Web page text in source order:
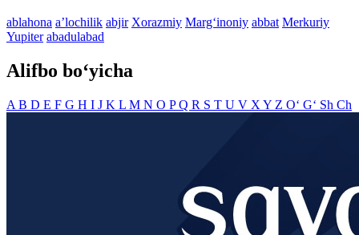
ablahona aʼlochilik abjir Xorazmiy Marg‘inoniy abbat Merkuriy
Yupiter abadulabad
Alifbo bo‘yicha
A B D E F G H I J K L M N O PQ R S T U V X Y Z O‘ G‘ Sh Ch